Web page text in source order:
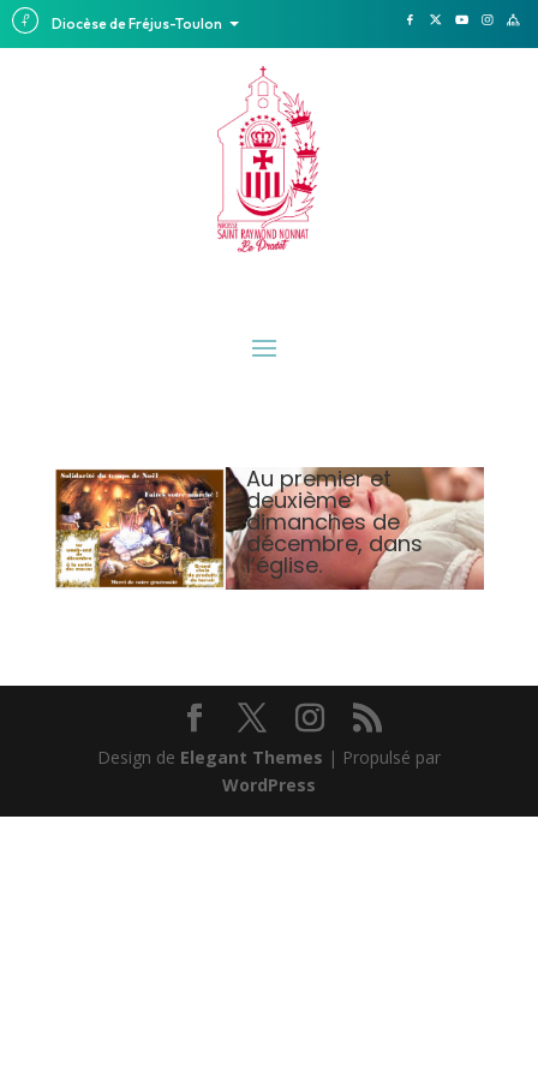
Diocèse de Fréjus-Toulon
Au premier et
deuxième
dimanches de
décembre, dans
l’église.
Design de Elegant Themes | Propulsé par
WordPress